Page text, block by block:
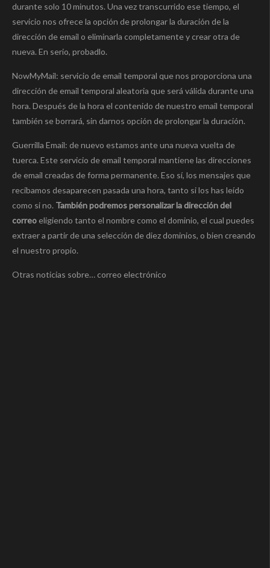
durante solo 10 minutos. Una vez transcurrido ese tiempo, el
servicio nos ofrece la opción de prolongar la duración de la
dirección de email o eliminarla completamente y crear otra de
nueva. En serio, probadlo.
NowMyMail: servicio de email temporal que nos proporciona una
dirección de email temporal aleatoria que será válida durante una
hora. Después de la hora el contenido de nuestro email temporal
también se borrará, sin darnos opción de prolongar la duración.
Guerrilla Email: de nuevo estamos ante una nueva vuelta de
tuerca. Este servicio de email temporal mantiene las direcciones
de email creadas de forma permanente. Eso sí, los mensajes que
recibamos desaparecen pasada una hora, tanto si los has leído
como si no. También podremos personalizar la dirección del
correoeligiendo tanto el nombre como el dominio, el cual puedes
extraer a partir de una selección de diez dominios, o bien creando
el nuestro propio.
Otras noticias sobre… correo electrónico